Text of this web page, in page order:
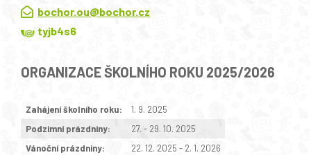
bochor.ou@bochor.cz
tyjb4s6
ORGANIZACE ŠKOLNÍHO ROKU 2025/2026
Zahájení školního roku:
1. 9. 2025
Podzimní prázdniny:
27. - 29. 10. 2025
Vánoční prázdniny:
22. 12. 2025 - 2. 1. 2026